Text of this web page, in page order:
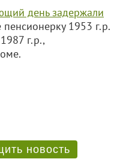
день задержали
1953 г.р.
г.р.,
новость